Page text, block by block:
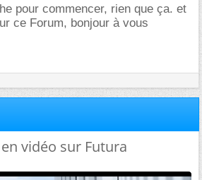
pour commencer, rien que ça. et
ce Forum, bonjour à vous
vidéo sur Futura